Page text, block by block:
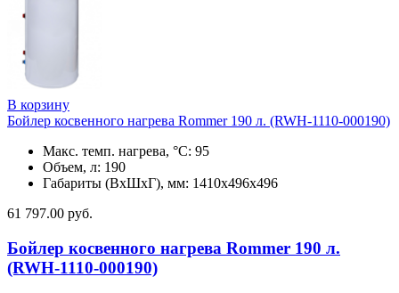
В корзину
Бойлер косвенного нагрева Rommer 190 л. (RWH-1110-000190)
Макс. темп. нагрева, °С: 95
Объем, л: 190
Габариты (ВхШхГ), мм: 1410х496х496
61 797.00 руб.
Бойлер косвенного нагрева Rommer 190 л.
(RWH-1110-000190)